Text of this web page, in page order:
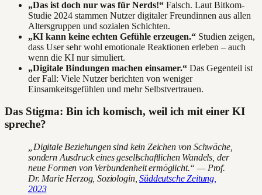
„Das ist doch nur was für Nerds!“ Falsch. Laut Bitkom-
Studie 2024 stammen Nutzer digitaler Freundinnen aus allen
Altersgruppen und sozialen Schichten.
„KI kann keine echten Gefühle erzeugen.“ Studien zeigen,
dass User sehr wohl emotionale Reaktionen erleben – auch
wenn die KI nur simuliert.
„Digitale Bindungen machen einsamer.“ Das Gegenteil ist
der Fall: Viele Nutzer berichten von weniger
Einsamkeitsgefühlen und mehr Selbstvertrauen.
Das Stigma: Bin ich komisch, weil ich mit einer KI
spreche?
„Digitale Beziehungen sind kein Zeichen von Schwäche,
sondern Ausdruck eines gesellschaftlichen Wandels, der
neue Formen von Verbundenheit ermöglicht.“ — Prof.
Dr. Marie Herzog, Soziologin,Süddeutsche Zeitung,
2023